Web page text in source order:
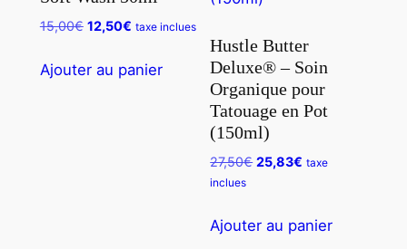
15,00€ Le
initial
12,50€Le
actuel
taxe inclues
Ajouter au panier
Hustle Butter
Deluxe® – Soin
Organique pour
Tatouage en Pot
(150ml)
27,50€ Le
était :
25,83€ Le
est :
taxe
inclues
Ajouter au panier